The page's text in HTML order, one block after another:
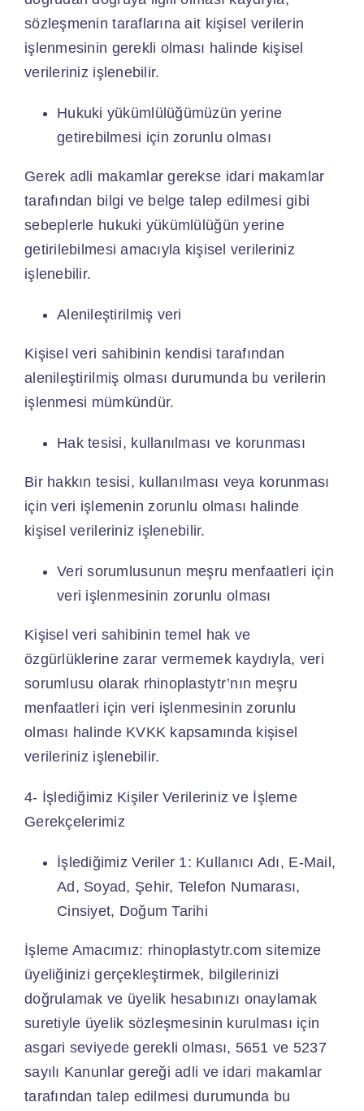
sözleşmenin taraflarına ait kişisel verilerin
işlenmesinin gerekli olması halinde kişisel
verileriniz işlenebilir.
Hukuki yükümlülüğümüzün yerine
getirebilmesi için zorunlu olması
Gerek adli makamlar gerekse idari makamlar
tarafından bilgi ve belge talep edilmesi gibi
sebeplerle hukuki yükümlülüğün yerine
getirilebilmesi amacıyla kişisel verileriniz
işlenebilir.
Alenileştirilmiş veri
Kişisel veri sahibinin kendisi tarafından
alenileştirilmiş olması durumunda bu verilerin
işlenmesi mümkündür.
Hak tesisi, kullanılması ve korunması
Bir hakkın tesisi, kullanılması veya korunması
için veri işlemenin zorunlu olması halinde
kişisel verileriniz işlenebilir.
Veri sorumlusunun meşru menfaatleri için
veri işlenmesinin zorunlu olması
Kişisel veri sahibinin temel hak ve
özgürlüklerine zarar vermemek kaydıyla, veri
sorumlusu olarak rhinoplastytr’nın meşru
menfaatleri için veri işlenmesinin zorunlu
olması halinde KVKK kapsamında kişisel
verileriniz işlenebilir.
4- İşlediğimiz Kişiler Verileriniz ve İşleme
Gerekçelerimiz
İşlediğimiz Veriler 1: Kullanıcı Adı, E-Mail,
Ad, Soyad, Şehir, Telefon Numarası,
Cinsiyet, Doğum Tarihi
İşleme Amacımız: rhinoplastytr.com sitemize
üyeliğinizi gerçekleştirmek, bilgilerinizi
doğrulamak ve üyelik hesabınızı onaylamak
suretiyle üyelik sözleşmesinin kurulması için
asgari seviyede gerekli olması, 5651 ve 5237
sayılı Kanunlar gereği adli ve idari makamlar
tarafından talep edilmesi durumunda bu